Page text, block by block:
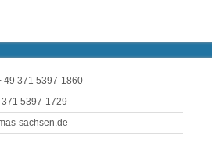
49 371 5397-1860
371 5397-1729
sachsen.de